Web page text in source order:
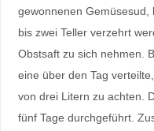
gewonnenen Gemüsesud,
bis zwei Teller verzehrt
Obstsaft zu sich nehmen.
eine über den Tag
von drei Litern zu achten.
fünf Tage durchgeführt.